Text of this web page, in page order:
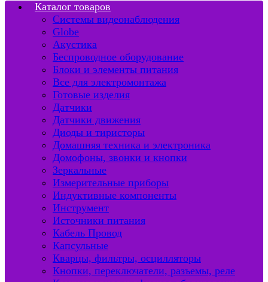
Каталог товаров
Системы видеонаблюдения
Globe
Акустика
Беспроводное оборудование
Блоки и элементы питания
Все для электромонтажа
Готовые изделия
Датчики
Датчики движения
Диоды и тиристоры
Домашняя техника и электроника
Домофоны, звонки и кнопки
Зеркальные
Измерительные приборы
Индуктивные компоненты
Инструмент
Источники питания
Кабель Провод
Капсульные
Кварцы, фильтры, осцилляторы
Кнопки, переключатели, разъемы, реле